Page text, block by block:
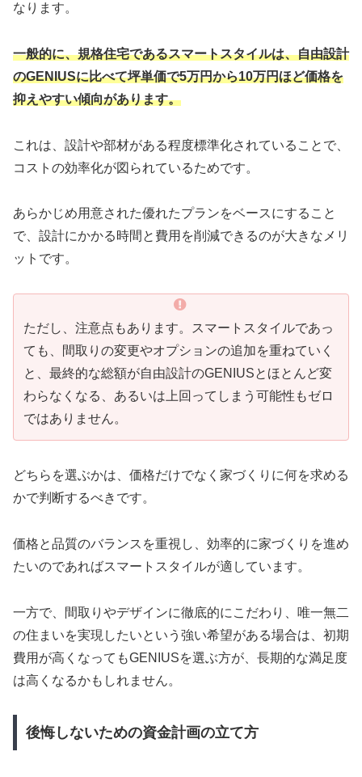
なります。
一般的に、規格住宅であるスマートスタイルは、自由設計
のGENIUSに比べて坪単価で5万円から10万円ほど価格を
抑えやすい傾向があります。
これは、設計や部材がある程度標準化されていることで、
コストの効率化が図られているためです。
あらかじめ用意された優れたプランをベースにすること
で、設計にかかる時間と費用を削減できるのが大きなメリ
ットです。
ただし、注意点もあります。スマートスタイルであっ
ても、間取りの変更やオプションの追加を重ねていく
と、最終的な総額が自由設計のGENIUSとほとんど変
わらなくなる、あるいは上回ってしまう可能性もゼロ
ではありません。
どちらを選ぶかは、価格だけでなく家づくりに何を求める
かで判断するべきです。
価格と品質のバランスを重視し、効率的に家づくりを進め
たいのであればスマートスタイルが適しています。
一方で、間取りやデザインに徹底的にこだわり、唯一無二
の住まいを実現したいという強い希望がある場合は、初期
費用が高くなってもGENIUSを選ぶ方が、長期的な満足度
は高くなるかもしれません。
後悔しないための資金計画の立て方